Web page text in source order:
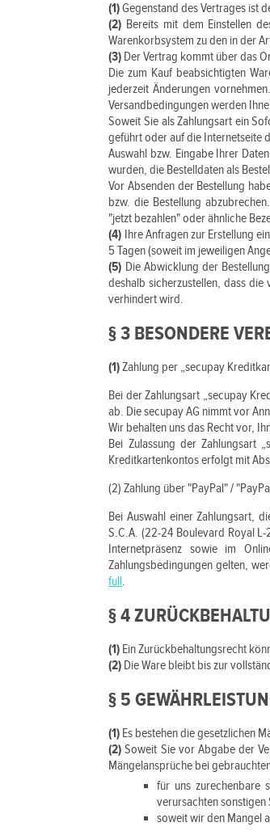
(1)Gegenstand des Vertrages ist
(2) Bereits mit dem Einstellen
Warenkorbsystem zu den in der
(3) Der Vertrag kommt über das
Die zum Kauf beabsichtigten
jederzeit Änderungen
Versandbedingungen werden
Soweit Sie als Zahlungsart ein
geführt oder auf die Internetseite
Auswahl bzw. Eingabe Ihrer
wurden, die Bestelldaten als
Vor Absenden der Bestellung
bzw. die Bestellung
"jetzt bezahlen" oder ähnliche
(4) Ihre Anfragen zur Erstellung
5 Tagen (soweit im jeweiligen
(5) Die Abwicklung der
deshalb sicherzustellen, dass die
verhindert wird.
§ 3 BESONDERE
(1)Zahlung per „secupay
Bei der Zahlungsart „secupay
ab. Die secupay AG nimmt vor
Wir behalten uns das Recht vor,
Bei Zulassung der Zahlungsart
Kreditkartenkontos erfolgt mit
(2) Zahlung über "PayPal" /
Bei Auswahl einer Zahlungsart,
S.C.A. (22-24 Boulevard Royal
Internetpräsenz sowie im
Zahlungsbedingungen gelten,
full.
§ 4
(1) Ein Zurückbehaltungsrecht
(2) Die Ware bleibt bis zur
§ 5
(1) Es bestehen die gesetzlichen
(2) Soweit Sie vor Abgabe der
Mängelansprüche bei
für uns zurechenbare
verursachten sonstigen
soweit wir den Mangel